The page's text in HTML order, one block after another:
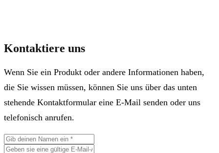
Kontaktiere uns
Wenn Sie ein Produkt oder andere Informationen haben,
die Sie wissen müssen, können Sie uns über das unten
stehende Kontaktformular eine E-Mail senden oder uns
telefonisch anrufen.